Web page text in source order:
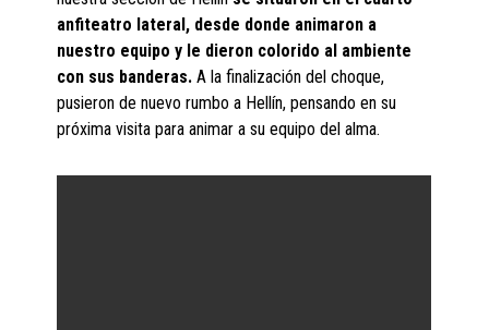
anfiteatro lateral, desde donde animaron a
nuestro equipo y le dieron colorido al ambiente
con sus banderas. A la finalización del choque,
pusieron de nuevo rumbo a Hellín, pensando en su
próxima visita para animar a su equipo del alma.